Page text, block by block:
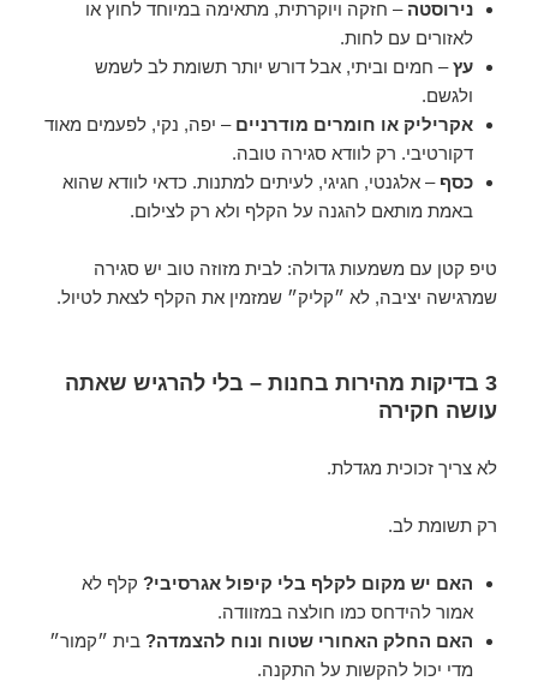
נירוסטה – חזקה ויוקרתית, מתאימה במיוחד לחוץ או
לאזורים עם לחות.
עץ– חמים וביתי, אבל דורש יותר תשומת לב לשמש
ולגשם.
אקריליק או חומרים מודרניים – יפה, נקי, לפעמים מאוד
דקורטיבי. רק לוודא סגירה טובה.
כסף – אלגנטי, חגיגי, לעיתים למתנות. כדאי לוודא שהוא
באמת מותאם להגנה על הקלף ולא רק לצילום.
טיפ קטן עם משמעות גדולה: לבית מזוזה טוב יש סגירה
שמרגישה יציבה, לא ״קליק״ שמזמין את הקלף לצאת לטיול.
3 בדיקות מהירות בחנות – בלי להרגיש שאתה
עושה חקירה
לא צריך זכוכית מגדלת.
רק תשומת לב.
האם יש מקום לקלף בלי קיפול אגרסיבי? קלף לא
אמור להידחס כמו חולצה במזוודה.
האם החלק האחורי שטוח ונוח להצמדה? בית ״קמור״
מדי יכול להקשות על התקנה.